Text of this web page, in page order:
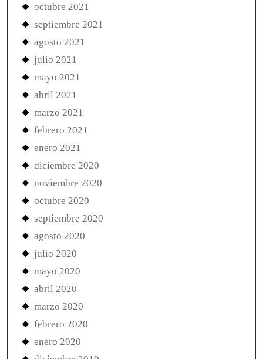
octubre 2021
septiembre 2021
agosto 2021
julio 2021
mayo 2021
abril 2021
marzo 2021
febrero 2021
enero 2021
diciembre 2020
noviembre 2020
octubre 2020
septiembre 2020
agosto 2020
julio 2020
mayo 2020
abril 2020
marzo 2020
febrero 2020
enero 2020